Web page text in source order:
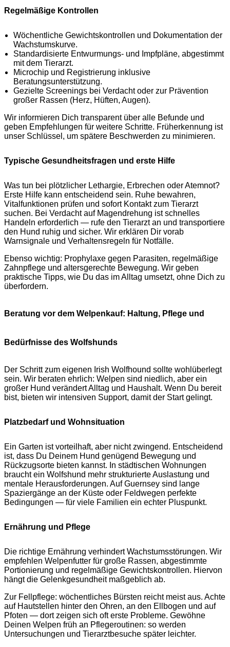
Regelmäßige Kontrollen
Wöchentliche Gewichtskontrollen und Dokumentation der
Wachstumskurve.
Standardisierte Entwurmungs- und Impfpläne, abgestimmt
mit dem Tierarzt.
Microchip und Registrierung inklusive
Beratungsunterstützung.
Gezielte Screenings bei Verdacht oder zur Prävention
großer Rassen (Herz, Hüften, Augen).
Wir informieren Dich transparent über alle Befunde und
geben Empfehlungen für weitere Schritte. Früherkennung ist
unser Schlüssel, um spätere Beschwerden zu minimieren.
Typische Gesundheitsfragen und erste Hilfe
Was tun bei plötzlicher Lethargie, Erbrechen oder Atemnot?
Erste Hilfe kann entscheidend sein. Ruhe bewahren,
Vitalfunktionen prüfen und sofort Kontakt zum Tierarzt
suchen. Bei Verdacht auf Magendrehung ist schnelles
Handeln erforderlich — rufe den Tierarzt an und transportiere
den Hund ruhig und sicher. Wir erklären Dir vorab
Warnsignale und Verhaltensregeln für Notfälle.
Ebenso wichtig: Prophylaxe gegen Parasiten, regelmäßige
Zahnpflege und altersgerechte Bewegung. Wir geben
praktische Tipps, wie Du das im Alltag umsetzt, ohne Dich zu
überfordern.
Beratung vor dem Welpenkauf: Haltung, Pflege und
Bedürfnisse des Wolfshunds
Der Schritt zum eigenen Irish Wolfhound sollte wohlüberlegt
sein. Wir beraten ehrlich: Welpen sind niedlich, aber ein
großer Hund verändert Alltag und Haushalt. Wenn Du bereit
bist, bieten wir intensiven Support, damit der Start gelingt.
Platzbedarf und Wohnsituation
Ein Garten ist vorteilhaft, aber nicht zwingend. Entscheidend
ist, dass Du Deinem Hund genügend Bewegung und
Rückzugsorte bieten kannst. In städtischen Wohnungen
braucht ein Wolfshund mehr strukturierte Auslastung und
mentale Herausforderungen. Auf Guernsey sind lange
Spaziergänge an der Küste oder Feldwegen perfekte
Bedingungen — für viele Familien ein echter Pluspunkt.
Ernährung und Pflege
Die richtige Ernährung verhindert Wachstumsstörungen. Wir
empfehlen Welpenfutter für große Rassen, abgestimmte
Portionierung und regelmäßige Gewichtskontrollen. Hiervon
hängt die Gelenkgesundheit maßgeblich ab.
Zur Fellpflege: wöchentliches Bürsten reicht meist aus. Achte
auf Hautstellen hinter den Ohren, an den Ellbogen und auf
Pfoten — dort zeigen sich oft erste Probleme. Gewöhne
Deinen Welpen früh an Pflegeroutinen: so werden
Untersuchungen und Tierarztbesuche später leichter.